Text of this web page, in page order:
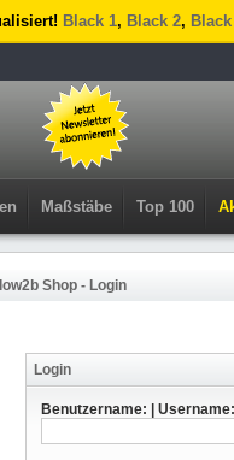
Black 1, Black 2,
Maßstäbe Top 100
Shop - Login
Login
Benutzername: | Username: